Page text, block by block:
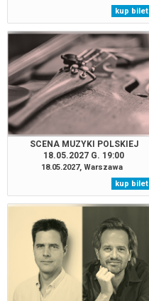
kup bilet
SCENA MUZYKI POLSKIEJ
18.05.2027 G. 19:00
18.05.2027, Warszawa
kup bilet